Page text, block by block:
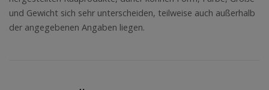
und Gewicht sich sehr unterscheiden, teilweise auch außerhalb
der angegebenen Angaben liegen.